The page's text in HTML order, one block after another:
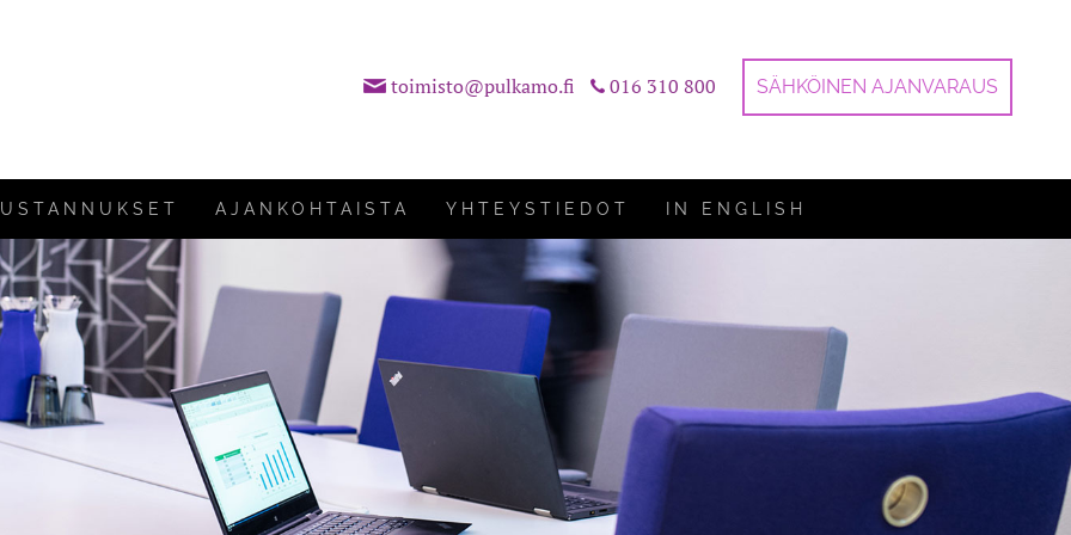
toimisto@pulkamo.fi 016 310 800 SÄHKÖINEN AJANVARAUS
AJANKOHTAISTA YHTEYSTIEDOT IN ENGLISH